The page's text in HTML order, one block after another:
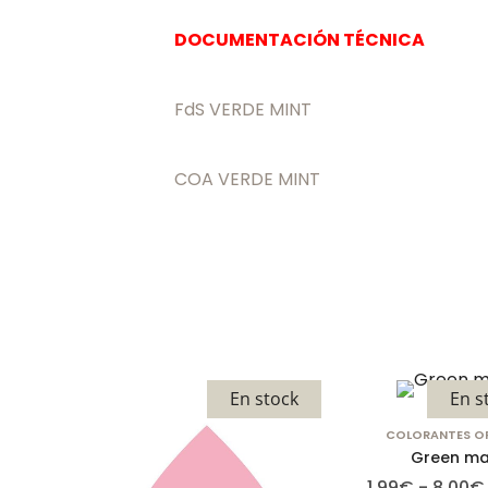
DOCUMENTACIÓN TÉCNICA
FdS VERDE MINT
COA VERDE MINT
En stock En
COLORANTES
Green